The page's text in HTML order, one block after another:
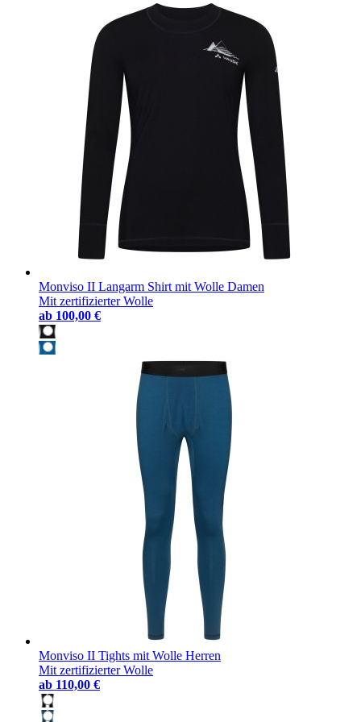
Monviso II Langarm Shirt mit Wolle Damen
Mit zertifizierter Wolle
ab 100,00 €
Monviso II Tights mit Wolle Herren
Mit zertifizierter Wolle
ab 110,00 €